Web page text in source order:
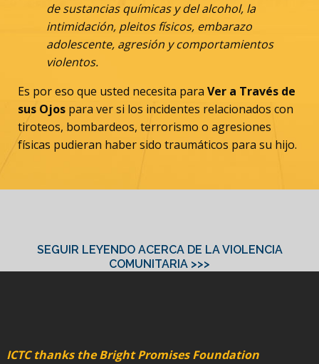
de sustancias químicas y del alcohol, la
intimidación, pleitos físicos, embarazo
adolescente, agresión y comportamientos
violentos.
Es por eso que usted necesita para Ver a Través de
sus Ojos para ver si los incidentes relacionados con
tiroteos, bombardeos, terrorismo o agresiones
físicas pudieran haber sido traumáticos para su hijo.
SEGUIR LEYENDO ACERCA DE LA VIOLENCIA
COMUNITARIA >>>
ICTC thanks the Bright Promises Foundation